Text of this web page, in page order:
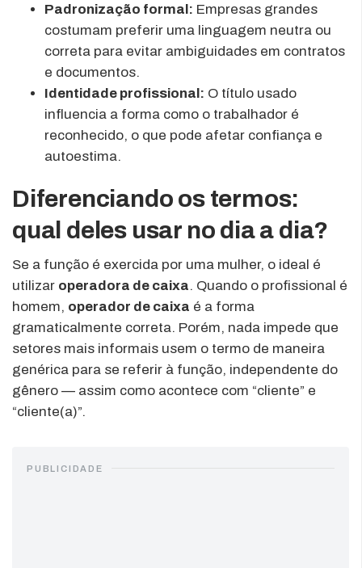
Padronização formal: Empresas grandes
costumam preferir uma linguagem neutra ou
correta para evitar ambiguidades em contratos
e documentos.
Identidade profissional: O título usado
influencia a forma como o trabalhador é
reconhecido, o que pode afetar confiança e
autoestima.
Diferenciando os termos:
qual deles usar no dia a dia?
Se a função é exercida por uma mulher, o ideal é
utilizar operadora de caixa. Quando o profissional é
homem, operador de caixa é a forma
gramaticalmente correta. Porém, nada impede que
setores mais informais usem o termo de maneira
genérica para se referir à função, independente do
gênero — assim como acontece com “cliente” e
“cliente(a)”.
PUBLICIDADE